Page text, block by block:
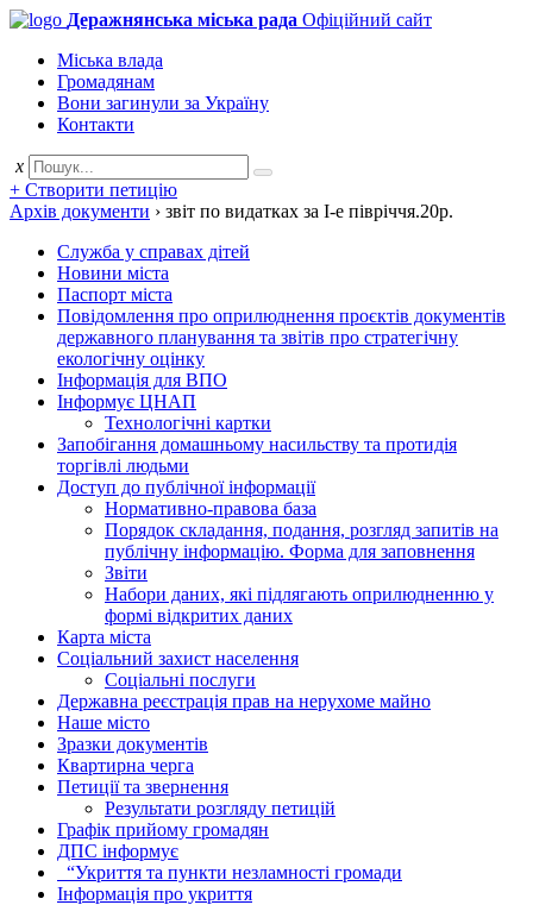
Деражнянська міська рада Офіційний сайт
Міська влада
Громадянам
Вони загинули за Україну
Контакти
x
+ Створити петицію
Архів документи › звіт по видатках за І-е півріччя.20р.
Служба у справах дітей
Новини міста
Паспорт міста
Повідомлення про оприлюднення проєктів документів
державного планування та звітів про стратегічну
екологічну оцінку
Інформація для ВПО
Інформує ЦНАП
Технологічні картки
Запобігання домашньому насильству та протидія
торгівлі людьми
Доступ до публічної інформації
Нормативно-правова база
Порядок складання, подання, розгляд запитів на
публічну інформацію. Форма для заповнення
Звіти
Набори даних, які підлягають оприлюдненню у
формі відкритих даних
Карта міста
Соціальний захист населення
Соціальні послуги
Державна реєстрація прав на нерухоме майно
Наше місто
Зразки документів
Квартирна черга
Петиції та звернення
Результати розгляду петицій
Графік прийому громадян
ДПС інформує
“Укриття та пункти незламності громади
Інформація про укриття